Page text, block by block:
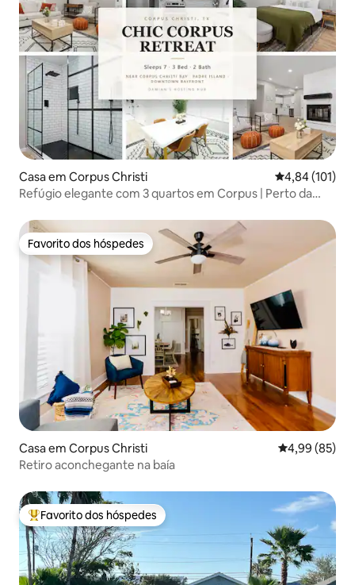
Casa em Corpus Christi Classificação
4,84 (101)
Refúgio elegante com 3 quartos em Corpus | Perto da
Favorito dos hóspedes
Favorito dos hóspedes
Casa em Corpus Christi Classificação
4,99 (85)
Retiro aconchegante na baía
Favoritos dos hóspedes mais apreciados
Favorito dos hóspedes